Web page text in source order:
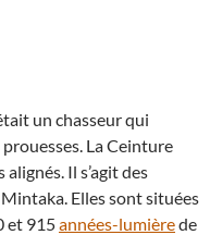
un chasseur qui
La Ceinture
Il s’agit des
Elles sont situées
et 915années-lumièrede